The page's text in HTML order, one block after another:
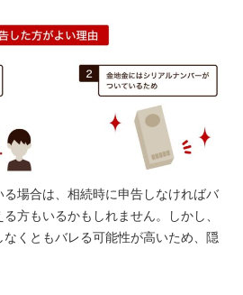
場合は、相続時に申告しなければバ
方もいるかもしれません。しかし、
くともバレる可能性が高いため、隠